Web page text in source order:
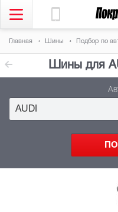
Главная Шины Подбор по
Шины для
AUDI